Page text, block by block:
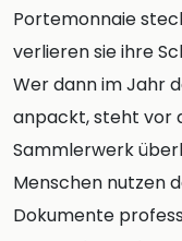
Portemonnaie
verlieren sie ihre
Wer dann im Jahr
anpackt, steht vor
Sammlerwerk
Menschen nutzen
Dokumente